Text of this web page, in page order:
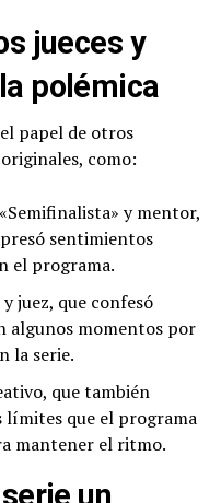
jueces y
polémica
papel de otros
como:
y mentor,
sentimientos
el programa.
juez, que confesó
algunos momentos por
la serie.
que también
límites que el programa
mantener el ritmo.